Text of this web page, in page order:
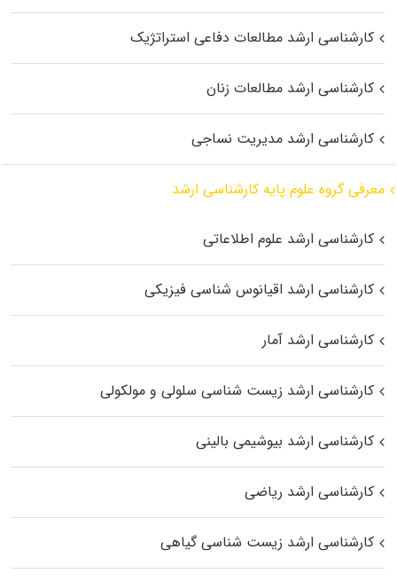
کارشناسی ارشد مطالعات دفاعی استراتژیک
کارشناسی ارشد مطالعات زنان
کارشناسی ارشد مدیریت نساجی
معرفی گروه علوم پایه کارشناسی ارشد
کارشناسی ارشد علوم اطلاعاتی
کارشناسی ارشد اقیانوس‌ شناسی فیزیکی
کارشناسی ارشد آمار
کارشناسی ارشد زیست شناسی سلولی و مولکولی
کارشناسی ارشد بیوشیمی بالینی
کارشناسی ارشد ریاضی
کارشناسی ارشد زیست‌ شناسی گیاهی